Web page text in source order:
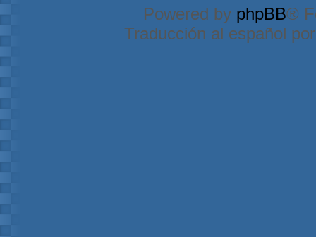
Powered by phpBB®
Traducción al español